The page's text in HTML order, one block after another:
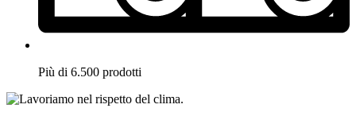
Più di 6.500 prodotti